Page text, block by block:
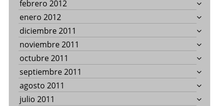
febrero 2012
enero 2012
diciembre 2011
noviembre 2011
octubre 2011
septiembre 2011
agosto 2011
julio 2011